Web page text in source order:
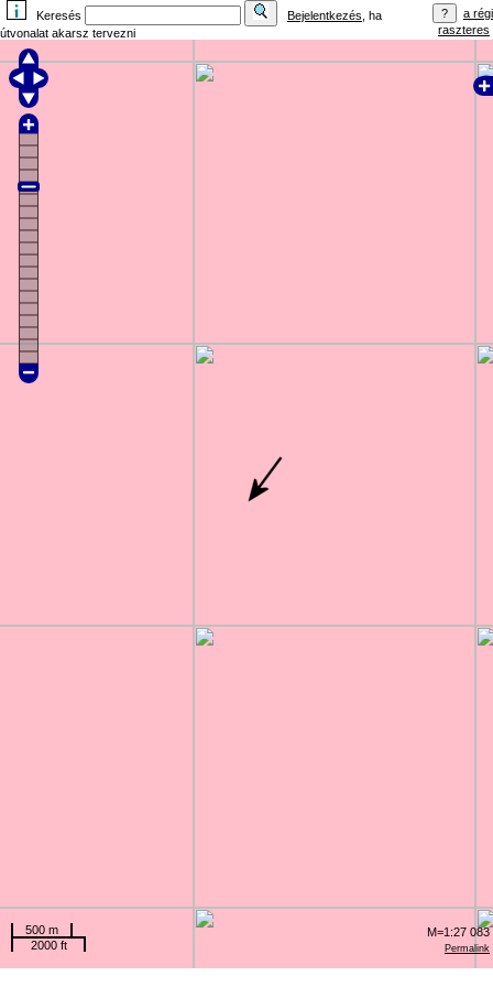
Keresés Bejelentkezés , ha
útvonalat akarsz tervezni
a régi
raszteres
Permalink
500 m
2000 ft
M=1:27 083